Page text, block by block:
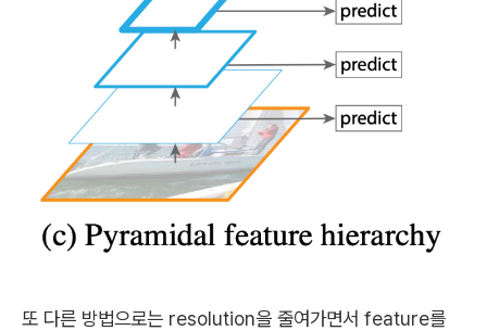
또 다른 방법으로는 resolution을 줄여가면서 feature를